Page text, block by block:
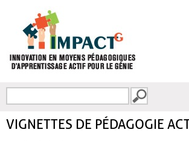
FORMULAIRE DE
VIGNETTES DE PÉDAGOGIE